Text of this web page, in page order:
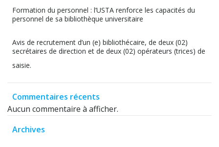
Formation du personnel : l’USTA renforce les capacités du
personnel de sa bibliothèque universitaire
Avis de recrutement d’un (e) bibliothécaire, de deux (02)
secrétaires de direction et de deux (02) opérateurs (trices) de
saisie.
Commentaires récents
Aucun commentaire à afficher.
Archives